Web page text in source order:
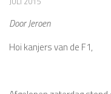
Door Jeroen
Hoi kanjers van de F1,